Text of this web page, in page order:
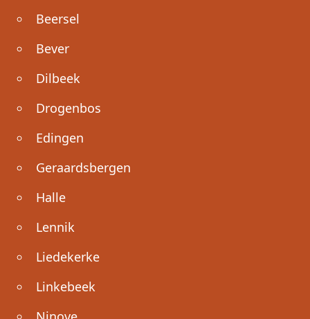
Beersel
Bever
Dilbeek
Drogenbos
Edingen
Geraardsbergen
Halle
Lennik
Liedekerke
Linkebeek